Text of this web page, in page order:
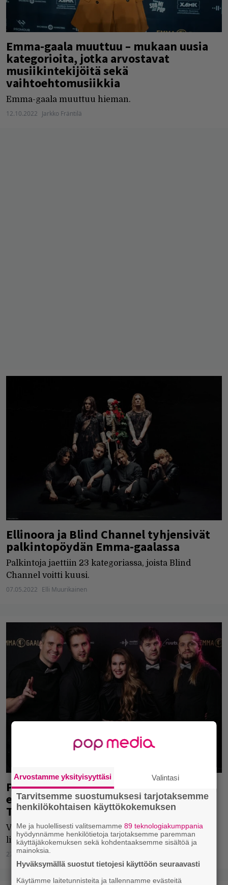
Emma-gaala muuttuu – mukaan uusia
kategorioita, jotka arvostavat
musiikintekijöitä sekä
vaihtoehtomusiikkia
Emma-gaala muuttuu hieman.
12.10.2022 Jarkko Fräntilä
Ellinoora ja Blind Channel tyhjensivät
palkintopöydän Emma-gaalassa
Palkintoja jaettiin 23 kategoriassa, joista Blind
Channel voitti kuusi.
07.05.2022 Elli Muurikainen
Portion Boys esittää jättihittinsä
ensimmäistä kertaa yhdessä Matin ja
Tepon kanssa
Vauhti kiihtyy -kappaleen kimppakokoonpanon
livedebyytti nähdään Emma-gaalassa.
27.01.2022 Jukka Hätinen
Arvostamme yksityisyyttäsi Valintasi
Tarvitsemme suostumuksesi tarjotaksemme
henkilökohtaisen käyttökokemuksen
Me ja huolellisesti valitsemamme89 teknologiakumppania
hyödynnämme henkilötietoja tarjotaksemme paremman
käyttäjäkokemuksen sekä kohdentaaksemme sisältöä ja
mainoksia.
Hyväksymällä suostut tietojesi käyttöön seuraavasti
Käytämme laitetunnisteita ja tallennamme evästeitä